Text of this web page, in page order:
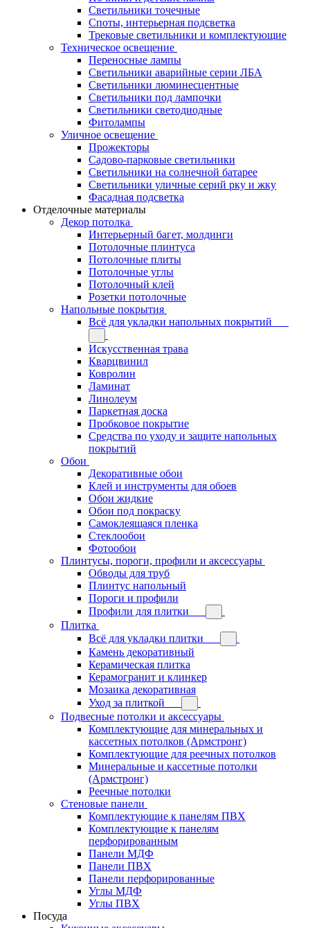
Светильники точечные
Споты, интерьерная подсветка
Трековые светильники и комплектующие
Техническое освещение
Переносные лампы
Светильники аварийные серии ЛБА
Светильники люминесцентные
Светильники под лампочки
Светильники светодиодные
Фитолампы
Уличное освещение
Прожекторы
Садово-парковые светильники
Светильники на солнечной батарее
Светильники уличные серий рку и жку
Фасадная подсветка
Отделочные материалы
Декор потолка
Интерьерный багет, молдинги
Потолочные плинтуса
Потолочные плиты
Потолочные углы
Потолочный клей
Розетки потолочные
Напольные покрытия
Всё для укладки напольных покрытий
Искусственная трава
Кварцвинил
Ковролин
Ламинат
Линолеум
Паркетная доска
Пробковое покрытие
Средства по уходу и защите напольных
покрытий
Обои
Декоративные обои
Клей и инструменты для обоев
Обои жидкие
Обои под покраску
Самоклеящаяся пленка
Стеклообои
Фотообои
Плинтусы, пороги, профили и аксессуары
Обводы для труб
Плинтус напольный
Пороги и профили
Профили для плитки
Плитка
Всё для укладки плитки
Камень декоративный
Керамическая плитка
Керамогранит и клинкер
Мозаика декоративная
Уход за плиткой
Подвесные потолки и аксессуары
Комплектующие для минеральных и
кассетных потолков (Армстронг)
Комплектующие для реечных потолков
Минеральные и кассетные потолки
(Армстронг)
Реечные потолки
Стеновые панели
Комплектующие к панелям ПВХ
Комплектующие к панелям
перфорированным
Панели МДФ
Панели ПВХ
Панели перфорированные
Углы МДФ
Углы ПВХ
Посуда